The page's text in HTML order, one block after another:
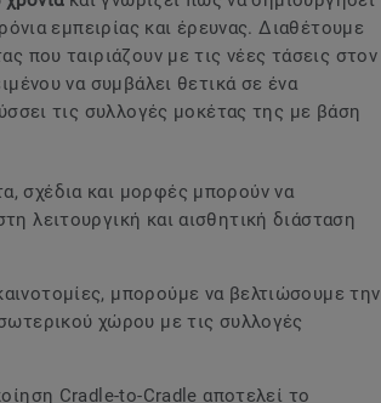
εμπειρίας και έρευνας. Διαθέτουμε
που ταιριάζουν με τις νέες τάσεις στον
να συμβάλει θετικά σε ένα
τις συλλογές μοκέτας της με βάση
σχέδια και μορφές μπορούν να
λειτουργική και αισθητική διάσταση
μπορούμε να βελτιώσουμε την
χώρου με τις συλλογές
Cradle-to-Cradle αποτελεί το